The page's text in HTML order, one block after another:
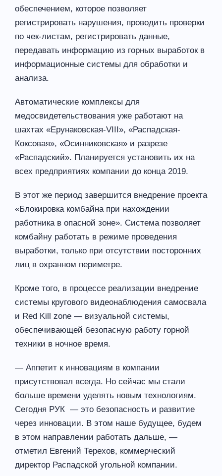
обеспечением, которое позволяет
регистрировать нарушения, проводить проверки
по чек-листам, регистрировать данные,
передавать информацию из горных выработок в
информационные системы для обработки и
анализа.
Автоматические комплексы для
медосвидетельствования уже работают на
шахтах «Ерунаковская-VIII», «Распадская-
Коксовая», «Осинниковская» и разрезе
«Распадский». Планируется установить их на
всех предприятиях компании до конца 2019.
В этот же период завершится внедрение проекта
«Блокировка комбайна при нахождении
работника в опасной зоне». Система позволяет
комбайну работать в режиме проведения
выработки, только при отсутствии посторонних
лиц в охранном периметре.
Кроме того, в процессе реализации внедрение
системы кругового видеонаблюдения самосвала
и Red Kill zone — визуальной системы,
обеспечивающей безопасную работу горной
техники в ночное время.
— Аппетит к инновациям в компании
присутствовал всегда. Но сейчас мы стали
больше времени уделять новым технологиям.
Сегодня РУК — это безопасность и развитие
через инновации. В этом наше будущее, будем
в этом направлении работать дальше, —
отметил Евгений Терехов, коммерческий
директор Распадской угольной компании.